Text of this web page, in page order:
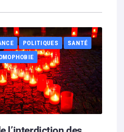
POLITIQUES
SANTÉ